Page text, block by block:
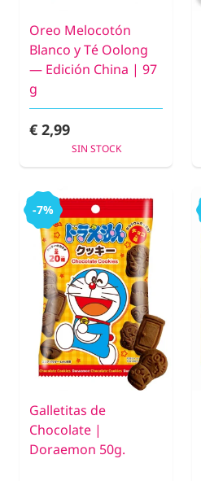
Oreo Melocotón
Blanco y Té Oolong
— Edición China | 97
g
€ 2,99
SIN STOCK
-7%
Galletitas de
Chocolate |
Doraemon 50g.